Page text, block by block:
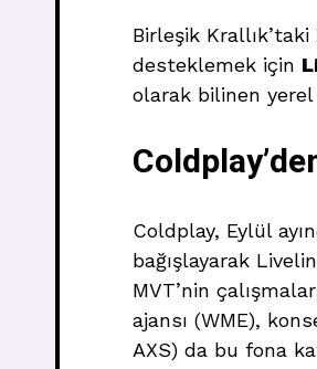
Birleşik Krallık’taki
desteklemek için
olarak bilinen yerel
Coldplay, Eylül
bağışlayarak
MVT’nin
ajansı (WME),
AXS) da bu fona